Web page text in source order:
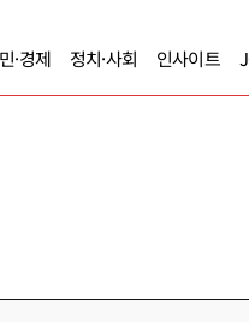
·경제 정치·사회 인사이트